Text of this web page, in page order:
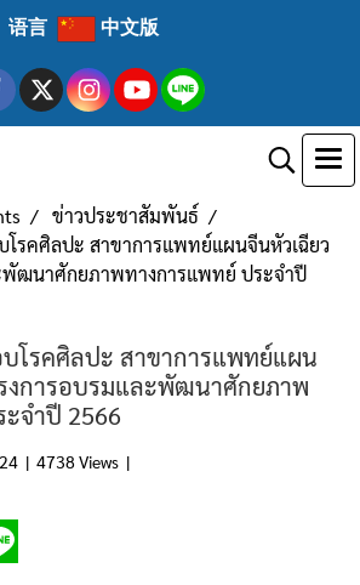
语言 中文版
ข่าวประชาสัมพันธ์
โรคศิลปะ สาขาการแพทย์แผนจีนหัวเฉียว
พัฒนาศักยภาพทางการแพทย์ ประจำปี
โรคศิลปะ สาขาการแพทย์แผน
งการอบรมและพัฒนาศักยภาพ
จำปี 2566
| 4738 Views |